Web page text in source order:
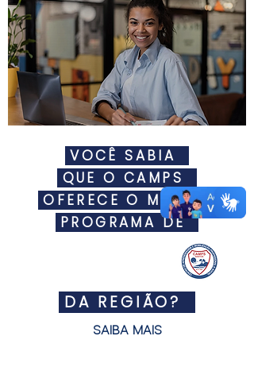
'VOCÊ SABIA
QUE O CAMPS
'OFERECE O MAIOR
PROGRAMA DE
DA REGIÃO?
SAIBA MAIS